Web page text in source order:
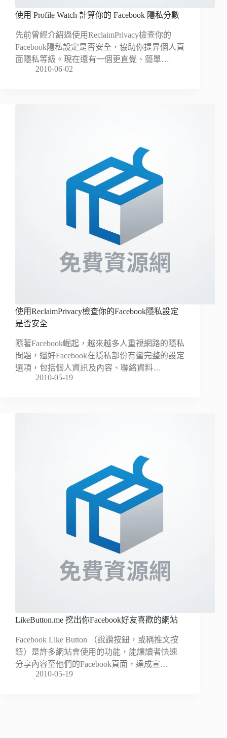
使用 Profile Watch 計算你的 Facebook 隱私分數
先前曾經介紹過使用ReclaimPrivacy檢查你的
Facebook隱私設定是否安全，協助你提昇個人頁
面隱私等級。現在還有一個更直覺、簡單…
2010-06-02
使用ReclaimPrivacy檢查你的Facebook隱私設定
是否安全
隨著Facebook崛起，越來越多人重視網路的隱私
問題，還好Facebook在隱私部份有蠻完整的設定
選項，包括個人資訊及內容、聯絡資料…
2010-05-19
LikeButton.me 挖出你Facebook好友喜歡的網站
Facebook Like Button （說讚按鈕，或稱推文按
鈕）是許多網站會使用的功能，能讓讀者快速
分享內容至他們的Facebook頁面，達成宣…
2010-05-19